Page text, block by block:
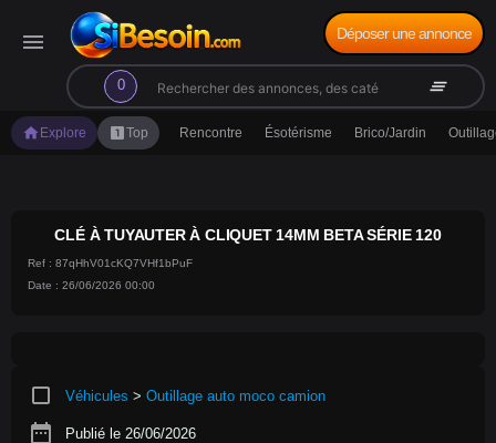
menu
0
search clear_all
Déposer une annonce
home Explore looks_oneTop Rencontre Ésotérisme Brico/Jardin
CLÉ À TUYAUTER À CLIQUET 14MM BETA SÉRIE 120
Ref : 87qHhV01cKQ7VHf1bPuF
Date : 26/06/2026 00:00
crop_square Véhicules > Outillage auto moco camion
date_range Publié le 26/06/2026